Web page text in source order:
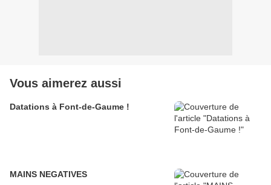
Vous aimerez aussi
Datations à Font-de-Gaume !
MAINS NEGATIVES